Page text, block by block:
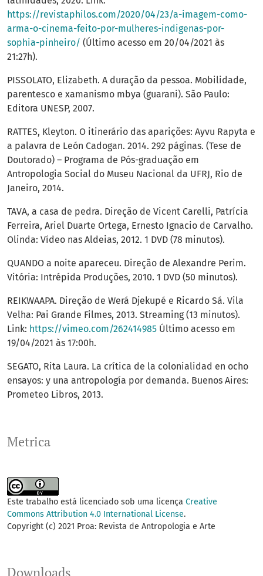
Metrica
https://revistaphilos.com/2020/04/23/a-imagem-como-
arma-o-cinema-feito-por-mulheres-indigenas-por-
sophia-pinheiro/ (Último acesso em 20/04/2021 às
21:27h).
PISSOLATO, Elizabeth. A duração da pessoa. Mobilidade,
parentesco e xamanismo mbya (guarani). São Paulo:
Editora UNESP, 2007.
RATTES, Kleyton. O itinerário das aparições: Ayvu Rapyta e
a palavra de León Cadogan. 2014. 292 páginas. (Tese de
Doutorado) – Programa de Pós-graduação em
Antropologia Social do Museu Nacional da UFRJ, Rio de
Janeiro, 2014.
TAVA, a casa de pedra. Direção de Vicent Carelli, Patrícia
Ferreira, Ariel Duarte Ortega, Ernesto Ignacio de Carvalho.
Olinda: Vídeo nas Aldeias, 2012. 1 DVD (78 minutos).
QUANDO a noite apareceu. Direção de Alexandre Perim.
Vitória: Intrépida Produções, 2010. 1 DVD (50 minutos).
REIKWAAPA. Direção de Werá Djekupé e Ricardo Sá. Vila
Velha: Pai Grande Filmes, 2013. Streaming (13 minutos).
Link: https://vimeo.com/262414985 Último acesso em
19/04/2021 às 17:00h.
SEGATO, Rita Laura. La crítica de la colonialidad en ocho
ensayos: y una antropología por demanda. Buenos Aires:
Prometeo Libros, 2013.
Este trabalho está licenciado sob uma licença Creative
Commons Attribution 4.0 International License.
Copyright (c) 2021 Proa: Revista de Antropologia e Arte
Downloads